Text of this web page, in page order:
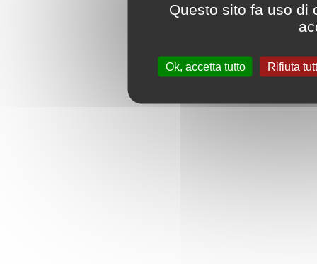
Questo sito fa uso di
Ok, accetta tutto Rifiuta